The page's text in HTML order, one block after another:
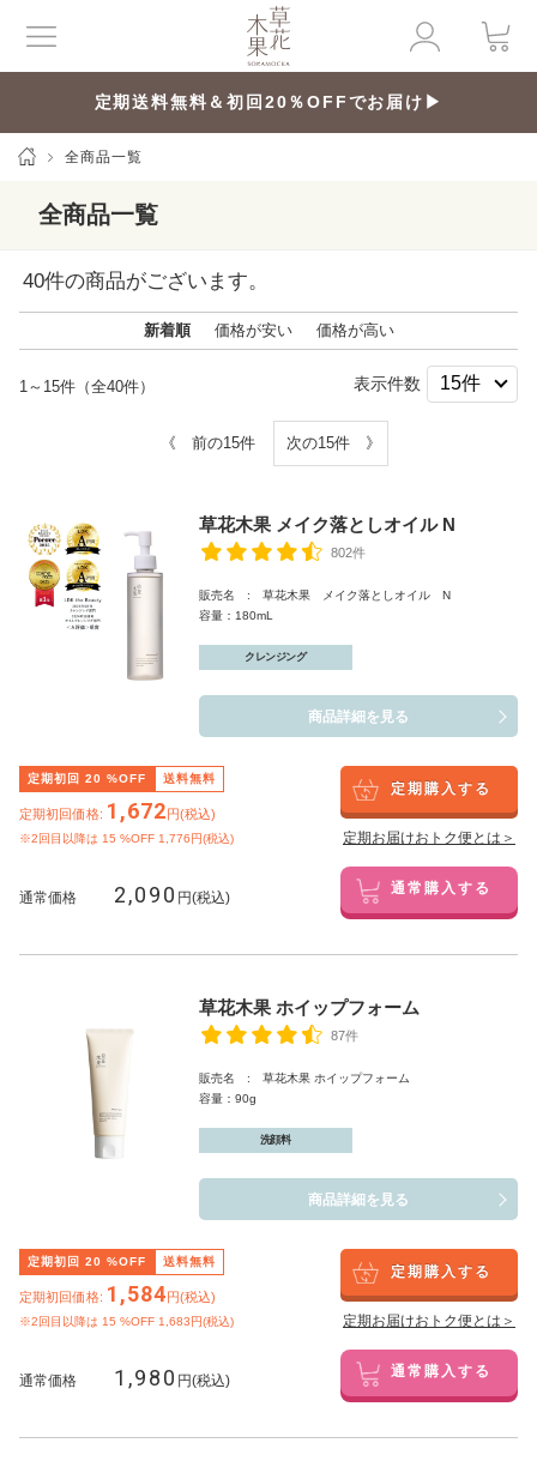
定期送料無料＆初回20％OFFでお届け▶
全商品一覧
全商品一覧
40件の商品がございます。
新着順 価格が安い 価格が高い
1～15件（全40件） 表示件数
《 前の15件 次の15件 》
草花木果 メイク落としオイル N
802件
販売名 : 草花木果 メイク落としオイル N
容量：180mL
クレンジング
商品詳細を見る
定期初回 20 %OFF 送料無料
定期初回価格: 1,672円(税込)
※2回目以降は 15 %OFF 1,776円(税込)
定期購入する
定期お届けおトク便とは＞
通常価格 2,090 円(税込) 通常購入する
草花木果 ホイップフォーム
87件
販売名 : 草花木果 ホイップフォーム
容量：90g
洗顔料
商品詳細を見る
定期初回 20 %OFF 送料無料
定期初回価格: 1,584円(税込)
※2回目以降は 15 %OFF 1,683円(税込)
定期購入する
定期お届けおトク便とは＞
通常価格 1,980 円(税込) 通常購入する